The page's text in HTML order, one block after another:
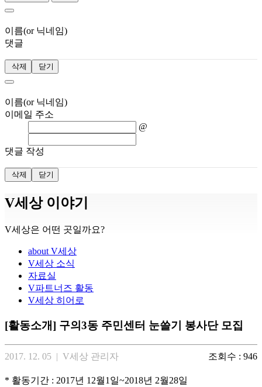
이름(or 닉네임)
댓글
삭제 닫기
이름(or 닉네임)
이메일 주소
@
댓글 작성
삭제 닫기
V세상 이야기
V세상은 어떤 곳일까요?
about V세상
V세상 소식
자료실
V파트너즈 활동
V세상 히어로
[활동소개] 구의3동 주민센터 눈쓸기 봉사단 모집
2017. 12. 05 | V세상 관리자 조회수 : 946
* 활동기간 : 2017년 12월1일~2018년 2월28일